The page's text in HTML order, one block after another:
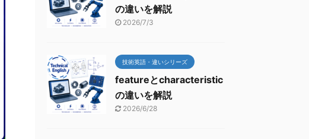
の違いを解説
2026/7/3
技術英語・違いシリーズ
featureとcharacteristic
の違いを解説
2026/6/28